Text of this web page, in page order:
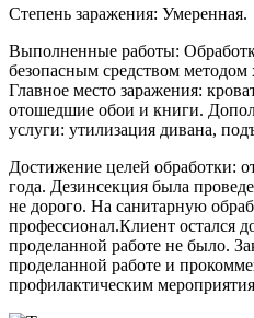
Степень заражения: Умеренная.
Выполненные работы:
безопасным средством методом
Главное место заражения:
отошедшие обои и книги.
услуги: утилизация дивана,
Достижение целей обработки:
года. Дезинсекция была
не дорого. На санитарную
профессионал.Клиент остался
проделанной работе не было.
проделанной работе и
профилактическим